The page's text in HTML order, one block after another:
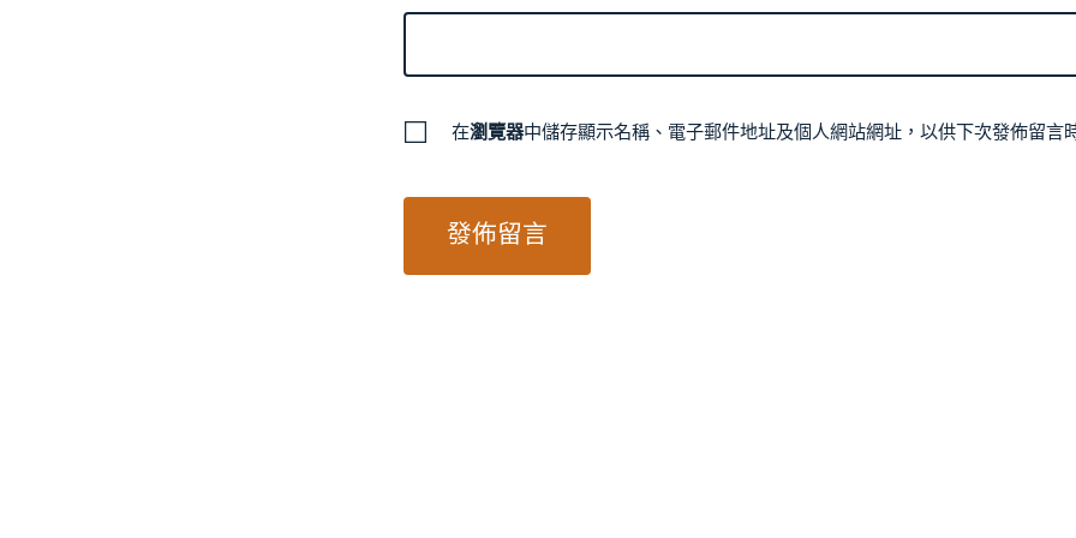
在瀏覽器中儲存顯示名稱、電子郵件地址及個人網站網址，以供下次發佈留言